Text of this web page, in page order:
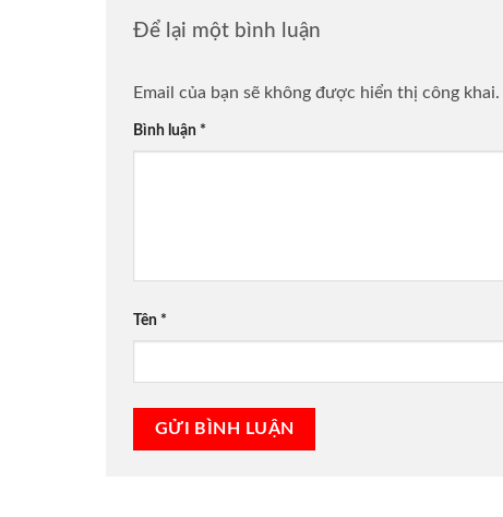
Để lại một bình luận
Email của bạn sẽ không được hiển thị công khai.
Bình luận *
Tên *